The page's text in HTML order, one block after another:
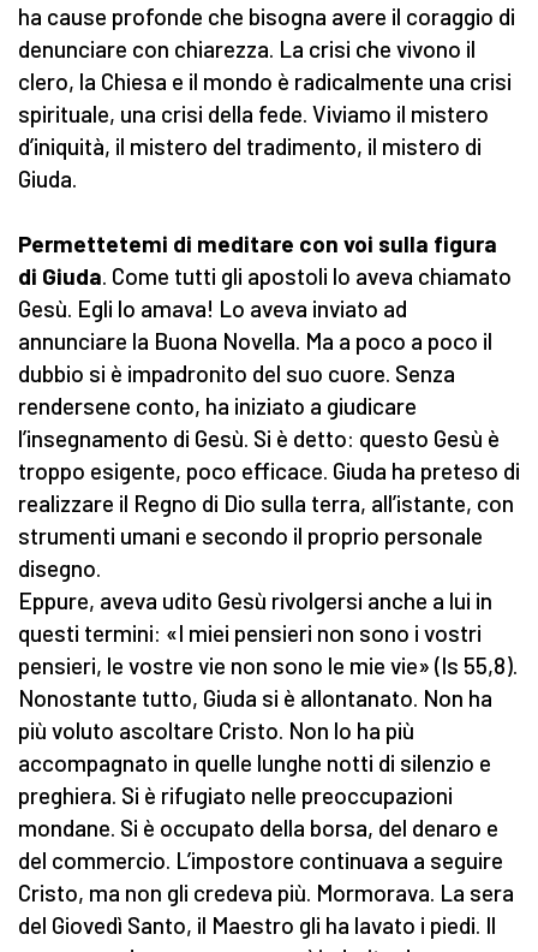
ha cause profonde che bisogna avere il coraggio di
denunciare con chiarezza. La crisi che vivono il
clero, la Chiesa e il mondo è radicalmente una crisi
spirituale, una crisi della fede. Viviamo il mistero
d’iniquità, il mistero del tradimento, il mistero di
Giuda.
Permettetemi di meditare con voi sulla figura
di Giuda. Come tutti gli apostoli lo aveva chiamato
Gesù. Egli lo amava! Lo aveva inviato ad
annunciare la Buona Novella. Ma a poco a poco il
dubbio si è impadronito del suo cuore. Senza
rendersene conto, ha iniziato a giudicare
l’insegnamento di Gesù. Si è detto: questo Gesù è
troppo esigente, poco efficace. Giuda ha preteso di
realizzare il Regno di Dio sulla terra, all’istante, con
strumenti umani e secondo il proprio personale
disegno.
Eppure, aveva udito Gesù rivolgersi anche a lui in
questi termini: «I miei pensieri non sono i vostri
pensieri, le vostre vie non sono le mie vie» (Is 55,8).
Nonostante tutto, Giuda si è allontanato. Non ha
più voluto ascoltare Cristo. Non lo ha più
accompagnato in quelle lunghe notti di silenzio e
preghiera. Si è rifugiato nelle preoccupazioni
mondane. Si è occupato della borsa, del denaro e
del commercio. L’impostore continuava a seguire
Cristo, ma non gli credeva più. Mormorava. La sera
del Giovedì Santo, il Maestro gli ha lavato i piedi. Il